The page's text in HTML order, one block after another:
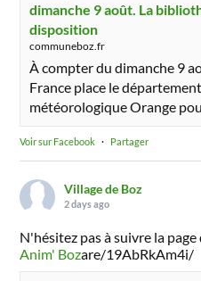
dimanche 9 août. La
disposition
communeboz.fr
À compter du dimanche 9
France place le
météorologique Orange
Voir sur Facebook · Partager
Village de Boz
2 days ago
N'hésitez pas à suivre la
Anim' Bozare/19AbRkAm4i/